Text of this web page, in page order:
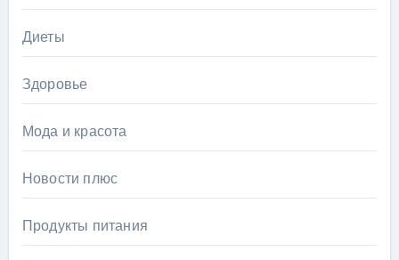
Диеты
Здоровье
Мода и красота
Новости плюс
Продукты питания